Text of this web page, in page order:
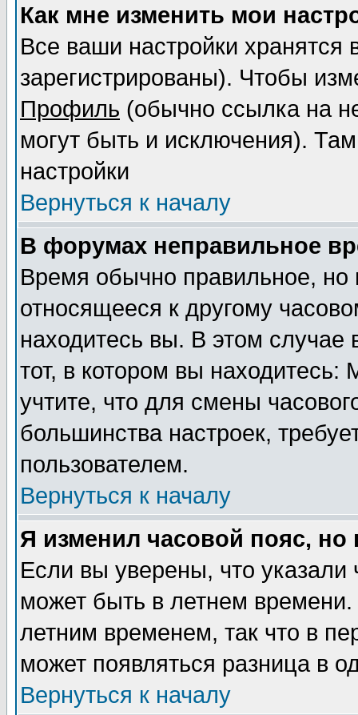
Как мне изменить мои
Все ваши настройки
зарегистрированы). Чтобы
Профиль (обычно ссылка на
могут быть и исключения).
настройки
Вернуться к началу
В форумах неправильное
Время обычно правильное,
относящееся к другому
находитесь вы. В этом
тот, в котором вы
учтите, что для смены
большинства настроек,
пользователем.
Вернуться к началу
Я изменил часовой пояс,
Если вы уверены, что указали
может быть в летнем
летним временем, так что в
может появляться разница в
Вернуться к началу